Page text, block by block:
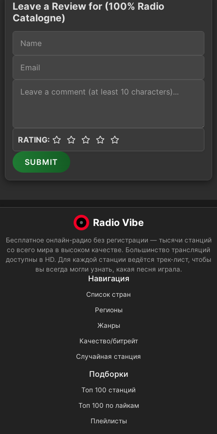
Leave a Review for (100% Radio
Catalogne)
RATING:
SUBMIT
Radio Vibe
Бесплатное онлайн-радио без регистрации — тысячи станций
со всего мира в высоком качестве. Большинство трансляций
доступны в HD. Для каждой станции ведётся трек-лист, чтобы
вы всегда могли узнать, какая песня играла.
Навигация
Список стран
Регионы
Жанры
Качество/битрейт
Случайная станция
Подборки
Топ 100 станций
Топ 100 по лайкам
Плейлисты